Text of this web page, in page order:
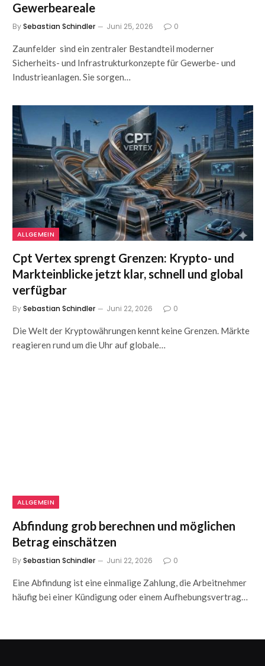
Gewerbeareale
BySebastian Schindler Juni 25, 2026 0
Zaunfelder sind ein zentraler Bestandteil moderner
Sicherheits- und Infrastrukturkonzepte für Gewerbe- und
Industrieanlagen. Sie sorgen…
ALLGEMEIN
Cpt Vertex sprengt Grenzen: Krypto- und
Markteinblicke jetzt klar, schnell und global
verfügbar
BySebastian Schindler Juni 22, 2026 0
Die Welt der Kryptowährungen kennt keine Grenzen. Märkte
reagieren rund um die Uhr auf globale…
ALLGEMEIN
Abfindung grob berechnen und möglichen
Betrag einschätzen
BySebastian Schindler Juni 22, 2026 0
Eine Abfindung ist eine einmalige Zahlung, die Arbeitnehmer
häufig bei einer Kündigung oder einem Aufhebungsvertrag…